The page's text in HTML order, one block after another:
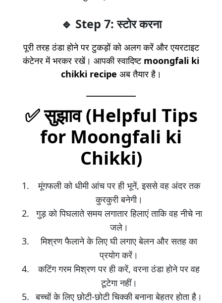
🔹 Step 7: स्टोर करना
पूरी तरह ठंडा होने पर टुकड़ों को अलग करें और एयरटाइट
कंटेनर में भरकर रखें। आपकी स्वादिष्ट moongfali ki
chikki recipe अब तैयार है।
✅सुझाव (Helpful Tips
for Moongfali ki
Chikki)
मूंगफली को धीमी आंच पर ही भूनें, इससे वह अंदर तक
कुरकुरी बनेगी।
गुड़ को पिघलाते समय लगातार हिलाएं ताकि वह नीचे ना
जले।
मिश्रण फैलाने के लिए घी लगाए बेलन और सतह का
प्रयोग करें।
कटिंग गरम मिश्रण पर ही करें, वरना ठंडा होने पर वह
टूटेगा नहीं।
बच्चों के लिए छोटी-छोटी चिक्की बनाना बेहतर होता है।